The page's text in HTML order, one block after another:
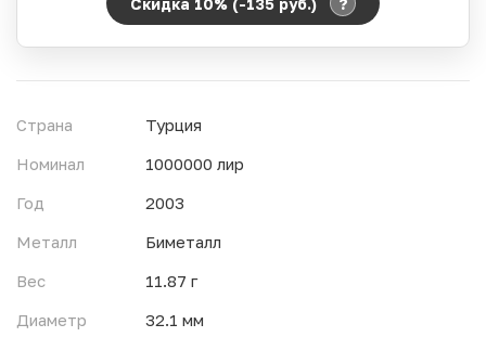
Скидка 10% (-135 руб.)
Период действия акции:
Время до окончания:
1дн. ч.
Страна
Турция
Номинал
1000000 лир
Год
2003
Металл
Биметалл
Вес
11.87 г
Диаметр
32.1 мм